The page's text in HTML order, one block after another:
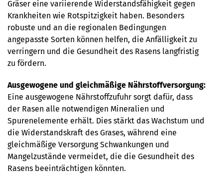
Gräser eine variierende Widerstandsfähigkeit gegen
Krankheiten wie Rotspitzigkeit haben. Besonders
robuste und an die regionalen Bedingungen
angepasste Sorten können helfen, die Anfälligkeit zu
verringern und die Gesundheit des Rasens langfristig
zu fördern.
Ausgewogene und gleichmäßige Nährstoffversorgung:
Eine ausgewogene Nährstoffzufuhr sorgt dafür, dass
der Rasen alle notwendigen Mineralien und
Spurenelemente erhält. Dies stärkt das Wachstum und
die Widerstandskraft des Grases, während eine
gleichmäßige Versorgung Schwankungen und
Mangelzustände vermeidet, die die Gesundheit des
Rasens beeinträchtigen könnten.